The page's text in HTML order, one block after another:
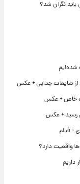
باید نگران شد؟
شده‌ایم
شایعات جدایی + عکس
خاص + عکس
+ فیلم
واقعیت دارد؟
داریم